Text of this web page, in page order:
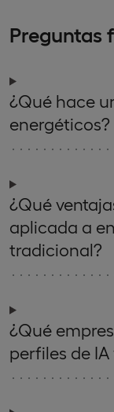
Preguntas
¿Qué hace
energéticos?
¿Qué
aplicada a
tradicional?
¿Qué
perfiles de